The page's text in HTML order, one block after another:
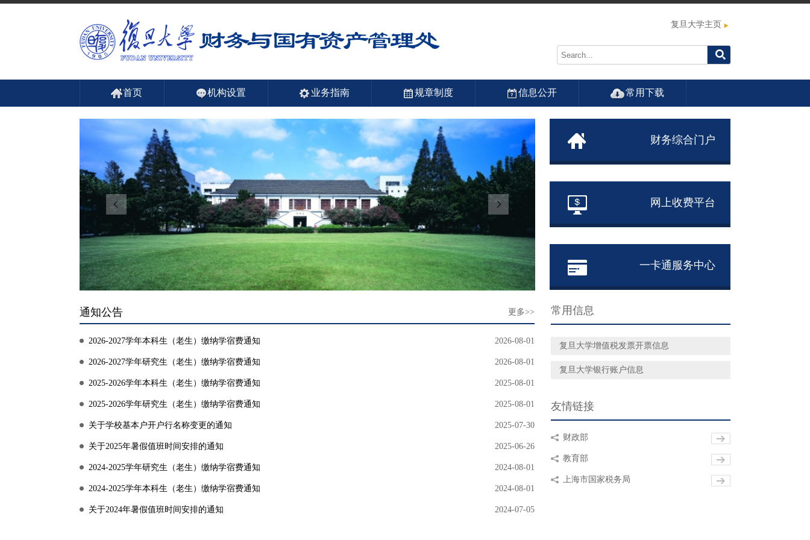
复旦大学主页
首页 机构设置 业务指南 规章制度 信息公开 常用下载
财务综合门户
网上收费平台
一卡通服务中心
通知公告 更多>>
2026-2027学年本科生（老生）缴纳学宿费通知 2026-08-01
2026-2027学年研究生（老生）缴纳学宿费通知 2026-08-01
2025-2026学年本科生（老生）缴纳学宿费通知 2025-08-01
2025-2026学年研究生（老生）缴纳学宿费通知 2025-08-01
关于学校基本户开户行名称变更的通知 2025-07-30
关于2025年暑假值班时间安排的通知 2025-06-26
2024-2025学年研究生（老生）缴纳学宿费通知 2024-08-01
2024-2025学年本科生（老生）缴纳学宿费通知 2024-08-01
关于2024年暑假值班时间安排的通知 2024-07-05
常用信息
复旦大学增值税发票开票信息
复旦大学银行账户信息
友情链接
财政部
教育部
上海市国家税务局